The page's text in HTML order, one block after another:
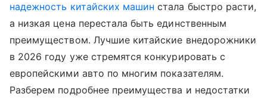
надежность китайских машин стала быстро расти,
а низкая цена перестала быть единственным
преимуществом. Лучшие китайские внедорожники
в 2026 году уже стремятся конкурировать с
европейскими авто по многим показателям.
Разберем подробнее преимущества и недостатки